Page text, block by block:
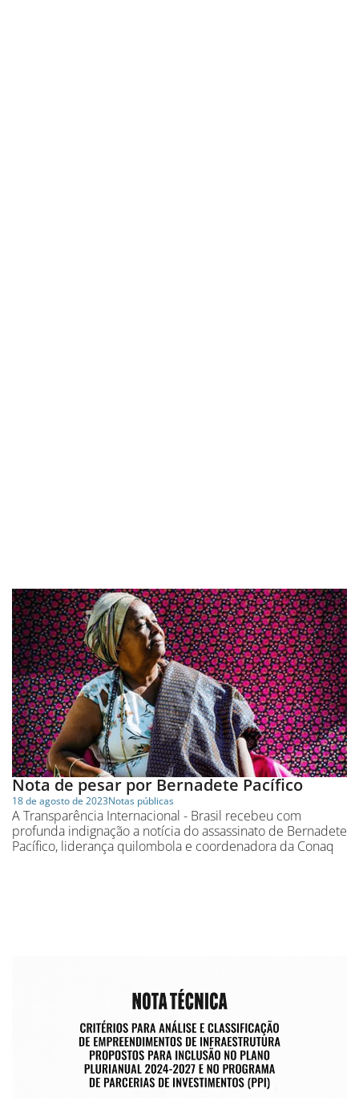
Nota de pesar por Bernadete Pacífico
18 de agosto de 2023Notas públicas
A Transparência Internacional - Brasil recebeu com
profunda indignação a notícia do assassinato de Bernadete
Pacífico, liderança quilombola e coordenadora da Conaq